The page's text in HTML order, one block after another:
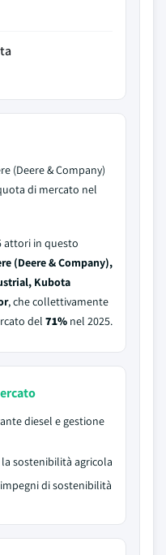
(Deere & Company)
di mercato nel
attori in questo
(Deere & Company),
Kubota
, che collettivamente
del 71% nel 2025.
diesel e gestione
sostenibilità agricola
di sostenibilità